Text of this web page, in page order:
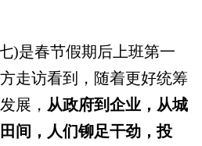
是春节假期后上班第一
走访看到，随着更好统筹
展， 从政府到企业，从城
间，人们铆足干劲，投